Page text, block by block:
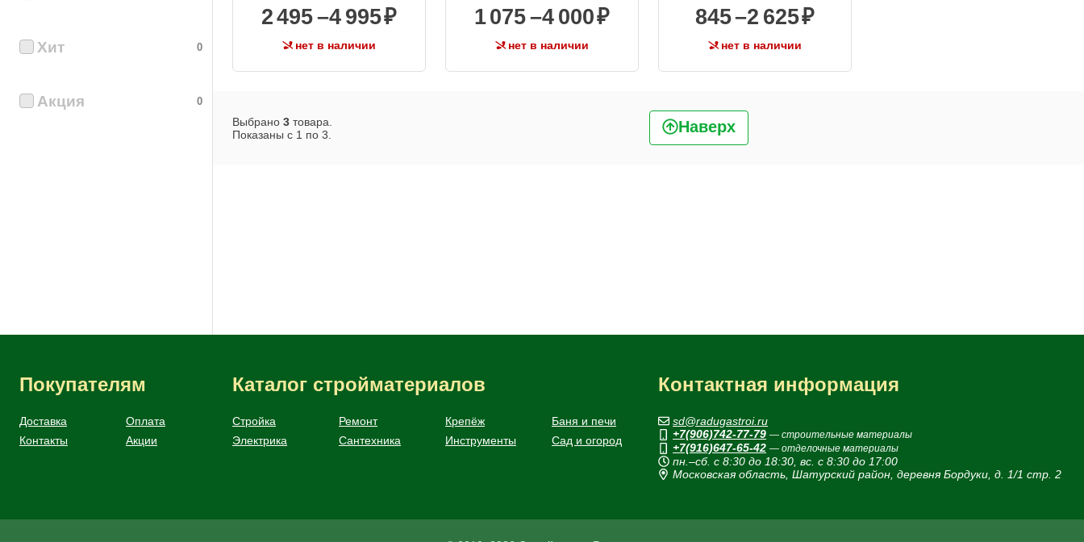
2 495 –4 995
нет в наличии
1 075 –4 000
нет в наличии
845 –2 625
нет в наличии
Выбрано 3 товара.
Показаны с 1 по 3 Наверх
Хит 0
Акция 0
Покупателям
Доставка
Оплата
Контакты
Акции
Каталог стройматериалов
Стройка Ремонт Крепёж
Баня и печи
Электрика
Сантехника Инструменты Сад и огород
Контактная информация
sd@radugastroi.ru
+7(906)742-77-79 — строительные материалы
+7(916)647-65-42 — отделочные материалы
пн.–сб. с 8:30 до 18:30, вс. с 8:30 до 17:00
Московская область, Шатурский район, деревня Бордуки, д. 1/1 стр. 2